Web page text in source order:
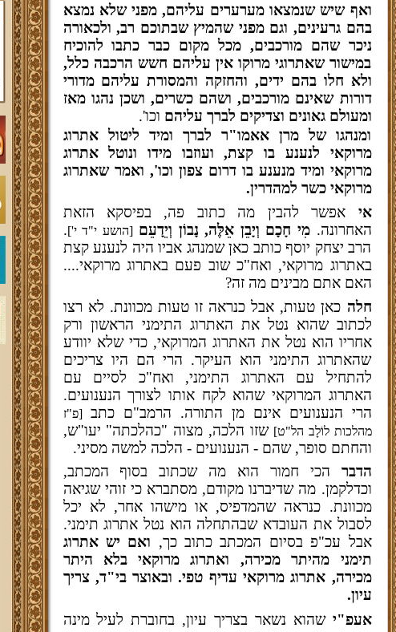
ואף שיש שנמצאו מערערים עליהם, מפני שלא נמצא
בהם גרעינים, וגם מפני שהמיץ שבתוכם רב, ולכאורה
ניכר שהם מורכבים, מכל מקום כבר כתבו להוכיח
במישור שאתרוגי מרוקו אין עליהם חשש הרכבה כלל,
ולא חלו בהם ידים, והחזקה והמסורת עליהם מדורי
דורות שאינם מורכבים, ושהם כשרים, ושכן נהגו מאז
ומעולם גאונים וצדיקים לברך עליהם וכו'.
ומנהגו של מרן אאמו"ר לברך ומיד ליטול אתרוג
מרוקאי לנענע בו קצת, ועוזבו מידו ונוטל אתרוג
מרוקאי ומיד מנענע בו דרום צפון וכו', ואמר שאתרוג
מרוקאי כשר למהדרין.
אי אפשר להבין מה כתוב פה, בפיסקא הזאת
האחרונה.מִי חָכָם וְיָבֵן אֵלֶּה, נָבוֹן וְיֵדָעֵם[הושע י"ד י'].
הרב יצחק יוסף כותב כאן שמנהג אביו היה לנענע קצת
באתרוג מרוקאי, ואח"כ שוב פעם באתרוג מרוקאי....
האם אתם מבינים מה זה?
חלה כאן טעות, אבל כנראה זו טעות מכוונת. לא רצו
לכתוב שהוא נטל את האתרוג התימני הראשון ורק
אחריו הוא נטל את האתרוג המרוקאי, כדי שלא יוודע
שהאתרוג התימני הוא העיקר. הרי הם היו צריכים
להתחיל עם האתרוג התימני, ואח"כ לסיים עם
האתרוג המרוקאי שהוא לקח אותו לצורך הנענועים.
הרי הנענועים אינם מן התורה. הרמב"ם כתב[פ"ז
מהלכות לוֹלָב הל"ט]שזו הלכה, מצוה "כהלכתה" יעו"ש,
והחתם סופר, שהם - הנענועים - הלכה למשה מסיני.
הדבר הכי חמור הוא מה שכתוב בסוף המכתב,
וכדלקמן. מה שדיברנו מקודם, מסתברא כי זוהי שגיאה
מכוונת. כנראה שהמדפיס, או מישהו אחר, לא יכל
לסבול את העובדא שבהתחלה הוא נטל אתרוג תימני.
אבל עכ"פ בסיום המכתב כתוב כך, ואם יש אתרוג
תימני מהיתר מכירה, ואתרוג מרוקאי בלא היתר
מכירה, אתרוג מרוקאי עדיף טפי. ובאוצר בי"ד, צריך
עיון.
אעפ"י שהוא נשאר בצריך עיון, בחוברת לעיל מינה